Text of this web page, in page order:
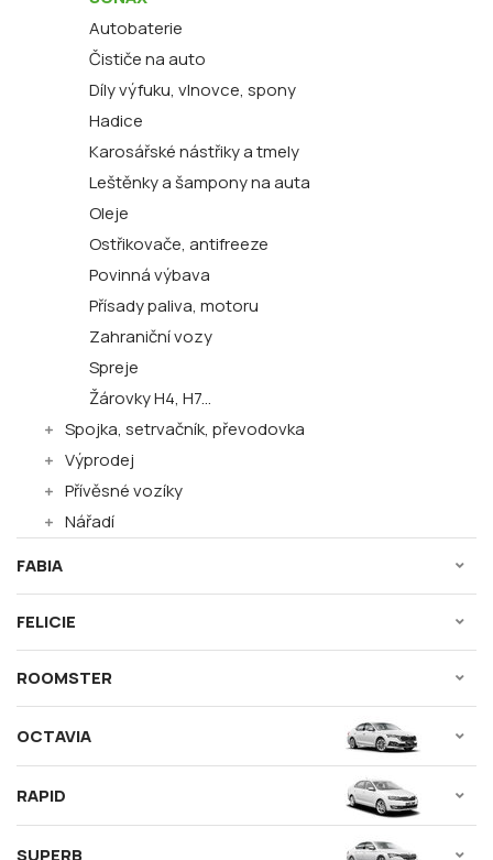
Autobaterie
Čističe na auto
Díly výfuku, vlnovce, spony
Hadice
Karosářské nástřiky a tmely
Leštěnky a šampony na auta
Oleje
Ostřikovače, antifreeze
Povinná výbava
Přísady paliva, motoru
Zahraniční vozy
Spreje
Žárovky H4, H7...
Spojka, setrvačník, převodovka
Výprodej
Přívěsné vozíky
Nářadí
FABIA
FELICIE
ROOMSTER
OCTAVIA
RAPID
SUPERB